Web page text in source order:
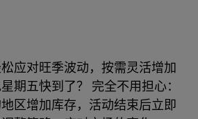
应对旺季波动，按需灵活增加
期五快到了？ 完全不用担心：
区增加库存，活动结束后立即